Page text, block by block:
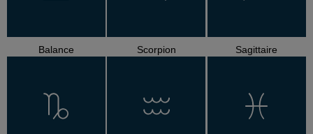
Balance Scorpion Sagittaire